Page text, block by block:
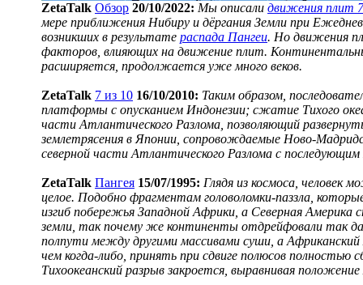
ZetaTalk Обзор 20/10/2022: Мы описали движения плит
мере приближения Нибиру и дёргания Земли при
возникших в результате распада Пангеи. Но движения
факторов, влияющих на движение плит.
расширяется, продолжается уже много веков.
ZetaTalk 7 из 10 16/10/2010: Таким образом,
платформы с опусканием Индонезии; сжатие Tихого
части Атлантического Разлома, позволяющий
землетрясения в Японии, сопровождаемые Ново-
северной части Атлантического Разлома с
ZetaTalk Пангея 15/07/1995: Глядя из космоса, человек
целое. Подобно фрагментам головоломки-паззла,
изгиб побережья Западной Африки, а Северная
земли, так почему же континенты отдрейфовали так
полпути между другими массивами суши, а
чем когда-либо, принять при сдвиге полюсов полностью
Тихоокеанский разрыв закроется, выравнивая